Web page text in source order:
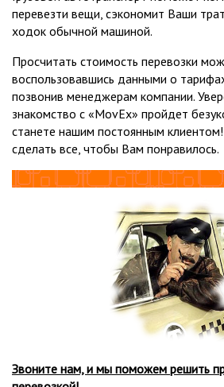
перевезти вещи, сэкономит Ваши
ходок обычной машиной.
Просчитать стоимость перевозки
воспользовавшись данными о
позвонив менеджерам компании.
знакомство с «MovEx» пройдет
станете нашим постоянным
сделать все, чтобы Вам понравилось.
Звоните нам, и мы поможем решить